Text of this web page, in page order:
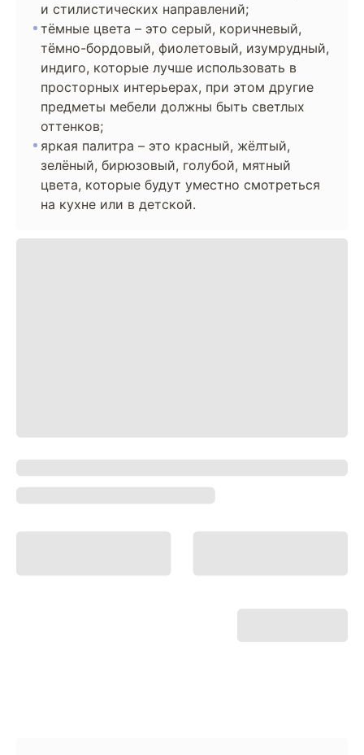
и стилистических направлений;
тёмные цвета – это серый, коричневый,
тёмно-бордовый, фиолетовый, изумрудный,
индиго, которые лучше использовать в
просторных интерьерах, при этом другие
предметы мебели должны быть светлых
оттенков;
яркая палитра – это красный, жёлтый,
зелёный, бирюзовый, голубой, мятный
цвета, которые будут уместно смотреться
на кухне или в детской.